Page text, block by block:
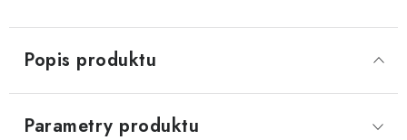
Popis produktu
Parametry produktu